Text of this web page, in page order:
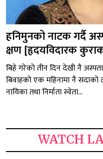
हनिमुनको नाटक गर्दै
क्षण [हृदयविदारक
बिहे गरेको तीन दिन देखी नै
बिवाहको एक महिनामा नै सदाको
नायिका तथा निर्माता स्वेता...
WATCH